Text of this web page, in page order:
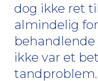
dog ikke ret
almindelig
ikke var et
tandproblem.